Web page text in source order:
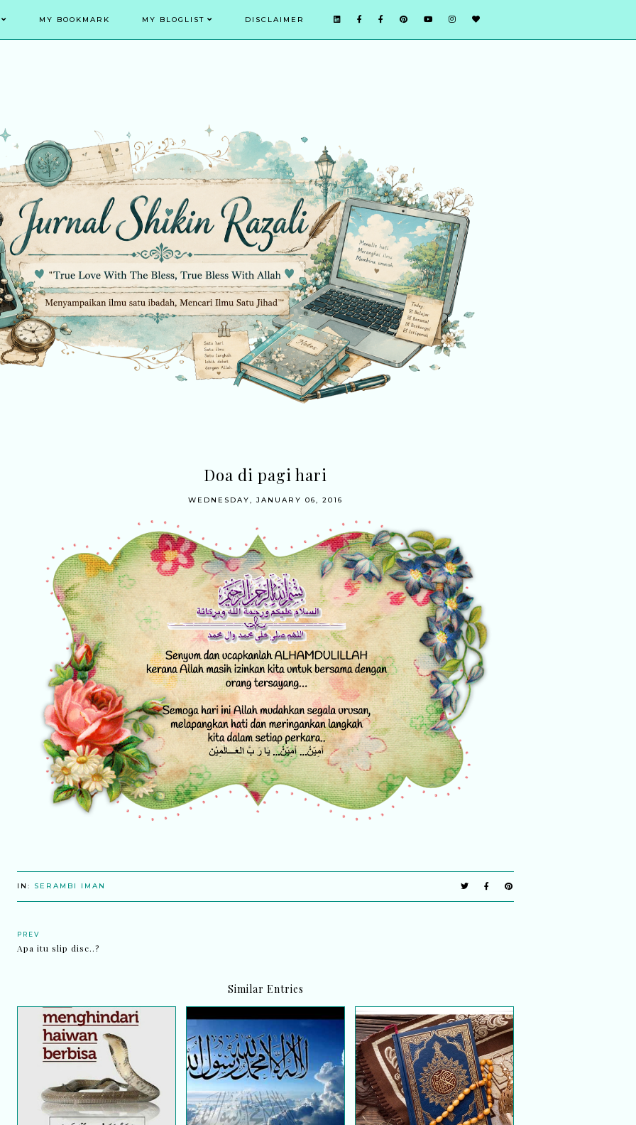
MY BOOKMARK MY BLOGLIST DISCLAIMER
Doa di pagi hari
WEDNESDAY, JANUARY 06, 2016
IN: SERAMBI IMAN
PREV
Apa itu slip disc..?
Similar Entries
Doa menghindari haiwan
berbisa
Sebuah
penerbangan...Bersediakah
kita??
Sepuluh Wasiat Rasulullah
SAW